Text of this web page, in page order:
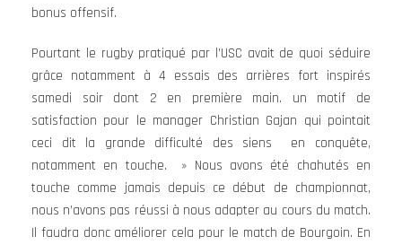
bonus offensif.
Pourtant le rugby pratiqué par l’USC avait de quoi séduire
grâce notamment à 4 essais des arrières fort inspirés
samedi soir dont 2 en première main. un motif de
satisfaction pour le manager Christian Gajan qui pointait
ceci dit la grande difficulté des siens en conquête,
notamment en touche. » Nous avons été chahutés en
touche comme jamais depuis ce début de championnat,
nous n’avons pas réussi à nous adapter au cours du match.
Il faudra donc améliorer cela pour le match de Bourgoin. En